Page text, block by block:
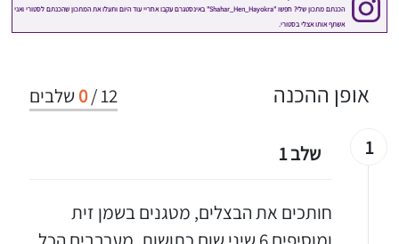
12
/
0 שלבים אופן ההכנה
1 שלב 1
חותכים את הבצלים, מטגנים בשמן זית